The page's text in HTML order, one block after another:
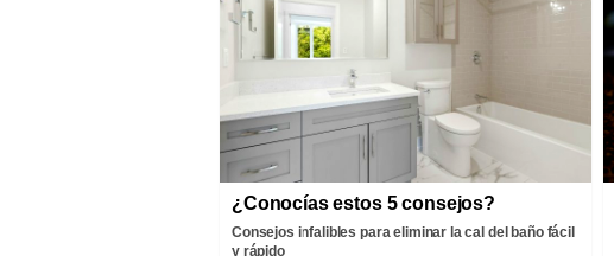
¿Conocías estos 5 consejos?
Consejos infalibles para eliminar la cal del baño fácil
y rápido